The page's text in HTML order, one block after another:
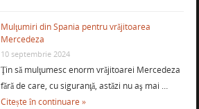
Mulţumiri din Spania pentru vrăjitoarea
Mercedeza
10 septembrie 2024
Ţin să mulţumesc enorm vrăjitoarei Mercedeza
fără de care, cu siguranţă, astăzi nu aş mai …
Citește în continuare »